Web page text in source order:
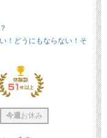
！どうにもならない！そ
今週 お休み